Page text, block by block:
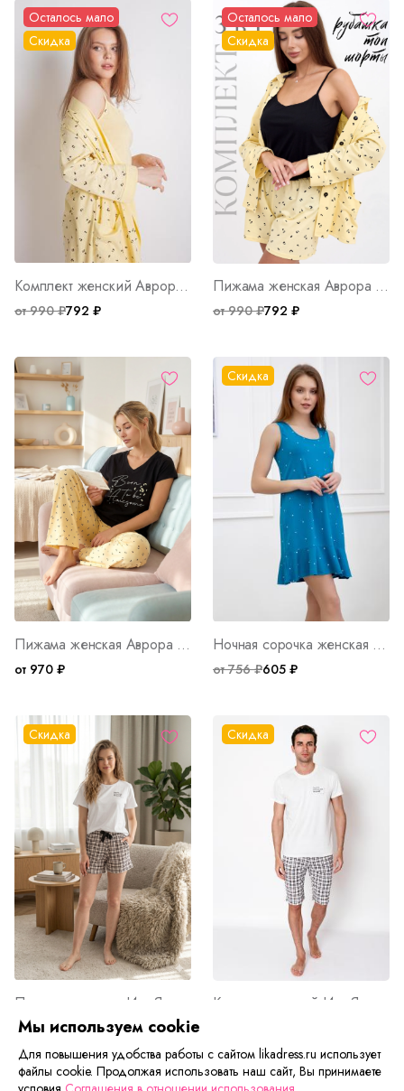
Осталось мало
Скидка
Комплект женский Аврора Г Арт. 8260
от 990 ₽792 ₽
Осталось мало
Скидка
Пижама женская Аврора В Арт. 8267
от 990 ₽792 ₽
Пижама женская Аврора Арт. 9006
от 970 ₽
Скидка
Ночная сорочка женская Айлин Арт. 6257
от 756 ₽605 ₽
Скидка
от 390 ₽
Скидка
Мы используем cookie
Для повышения удобства работы с сайтом likadress.ru использует
файлы cookie. Продолжая использовать наш сайт, Вы принимаете